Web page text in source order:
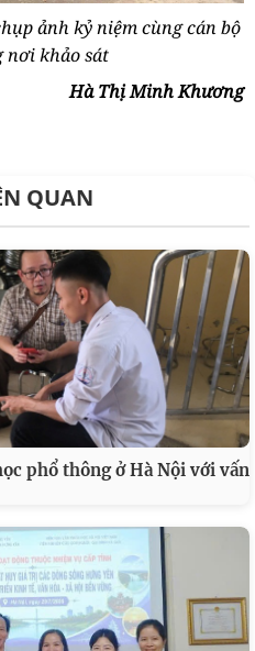
ảnh kỷ niệm cùng cán bộ
nơi khảo sát
Hà Thị Minh Khương
QUAN
phổ thông ở Hà Nội với vấn